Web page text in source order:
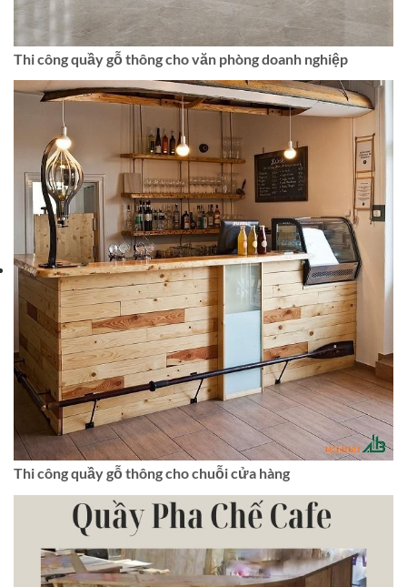
Thi công quầy gỗ thông cho văn phòng doanh nghiệp
Thi công quầy gỗ thông cho chuỗi cửa hàng